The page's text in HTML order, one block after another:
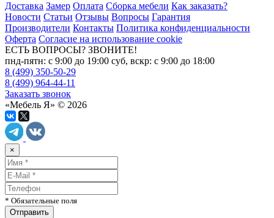
Доставка Замер Оплата Сборка мебели Как заказать?
Новости Статьи Отзывы Вопросы Гарантия
Производители Контакты Политика конфиденциальности
Оферта Согласие на использование cookie
ЕСТЬ ВОПРОСЫ? ЗВОНИТЕ!
пнд-пятн: с 9:00 до 19:00 суб, вскр: с 9:00 до 18:00
8 (499) 350-50-29
8 (499) 964-44-11
Заказать звонок
«Мебель Я» © 2026
×
* Обязательные поля